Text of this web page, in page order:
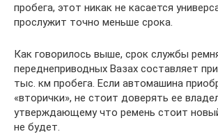
пробега, этот никак не касается
прослужит точно меньше срока.
Как говорилось выше, срок службы
переднеприводных Вазах составляет
тыс. км пробега. Если автомашина
«вторички», не стоит доверять ее
утверждающему что ремень стоит
не будет.